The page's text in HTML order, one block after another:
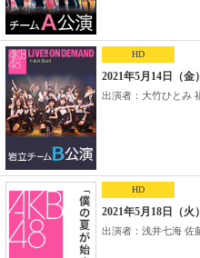
HD
2021年5月14日（
出演者：大竹ひとみ
HD
2021年5月18日（
出演者：浅井七海 佐